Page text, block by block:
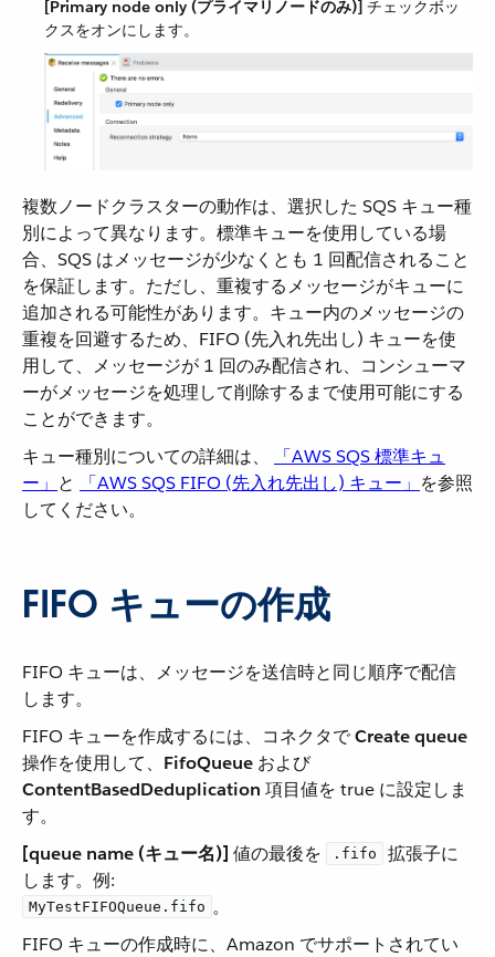
[Primary node only (プライマリノードのみ)] ​ チェックボッ
クスをオンにします。
複数ノードクラスターの動作は、選択した SQS キュー種
別によって異なります。標準キューを使用している場
合、SQS はメッセージが少なくとも 1 回配信されること
を保証します。ただし、重複するメッセージがキューに
追加される可能性があります。キュー内のメッセージの
重複を回避するため、FIFO (先入れ先出し) キューを使
用して、メッセージが 1 回のみ配信され、コンシューマ
ーがメッセージを処理して削除するまで使用可能にする
ことができます。
キュー種別についての詳細は、
「AWS SQS 標準キュ
ー」 ​と 「AWS SQS FIFO (先入れ先出し) キュー」 ​を参照
してください。
FIFO キューの作成
FIFO キューは、メッセージを送信時と同じ順序で配信
します。
FIFO キューを作成するには、コネクタで ​Create queue
操作を使用して、​ FifoQueue ​ および ​
ContentBasedDeduplication ​ 項目値を true に設定しま
す。
[queue name (キュー名)] ​ 値の最後を ​ .fifo
​ 拡張子に
します。例:
MyTestFIFOQueue.fifo ​。
FIFO キューの作成時に、Amazon でサポートされてい